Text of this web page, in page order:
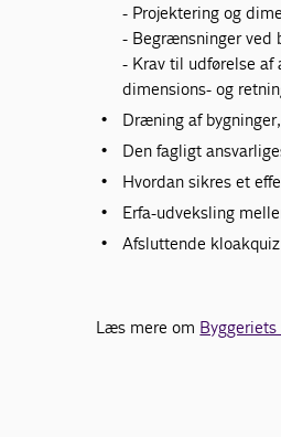
- Projektering og
- Begrænsninger ved
- Krav til udførelse af
dimensions- og
Dræning af
Den fagligt
Hvordan sikres et
Erfa-udveksling
Afsluttende
Læs mere om